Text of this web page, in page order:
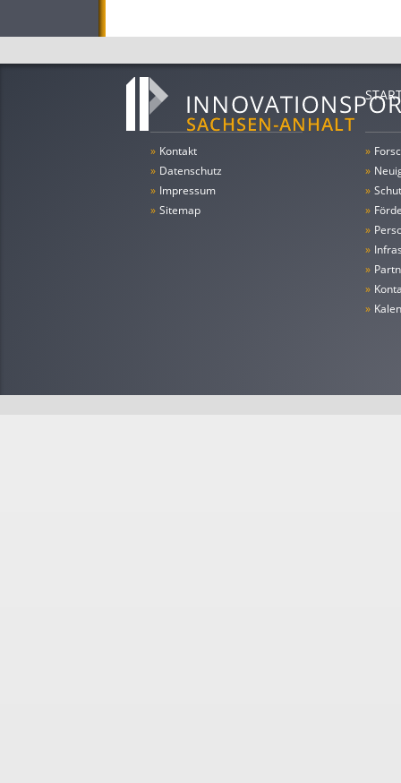
» Kontakt
» Datenschutz
» Impressum
» Sitemap
»
»
»
»
»
»
»
»
»